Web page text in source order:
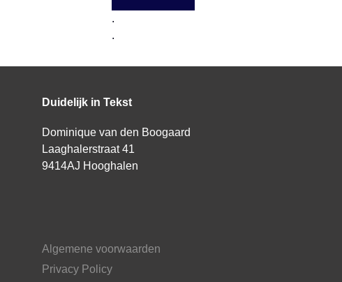
.
.
A
t
r
n
a
:
Duidelijk in Tekst
Dominique van den Boogaard
Laaghalerstraat 41
9414AJ Hooghalen
Algemene voorwaarden
Privacy Policy